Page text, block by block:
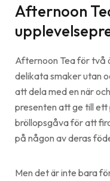
Afternoon
Afternoon Tea för två
delikata smaker utan
att dela med en när
presenten att ge till ett
bröllopsgåva för att
på någon av deras
Men det är inte bara